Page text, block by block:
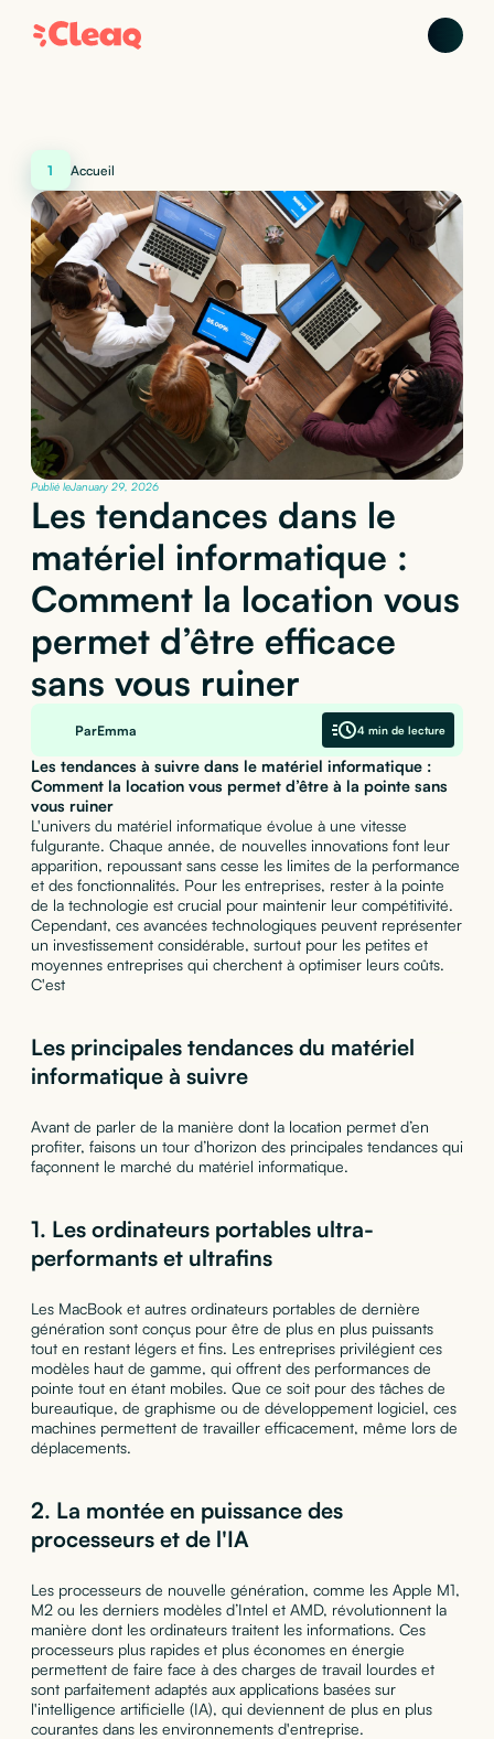
1 Accueil
Publié leJanuary 29, 2026
Les tendances dans le
matériel informatique :
Comment la location vous
permet d’être efficace
sans vous ruiner
ParEmma 4 min de lecture
Les tendances à suivre dans le matériel informatique :
Comment la location vous permet d’être à la pointe sans
vous ruiner
L'univers du matériel informatique évolue à une vitesse
fulgurante. Chaque année, de nouvelles innovations font leur
apparition, repoussant sans cesse les limites de la performance
et des fonctionnalités. Pour les entreprises, rester à la pointe
de la technologie est crucial pour maintenir leur compétitivité.
Cependant, ces avancées technologiques peuvent représenter
un investissement considérable, surtout pour les petites et
moyennes entreprises qui cherchent à optimiser leurs coûts.
C'est
Les principales tendances du matériel
informatique à suivre
Avant de parler de la manière dont la location permet d’en
profiter, faisons un tour d’horizon des principales tendances qui
façonnent le marché du matériel informatique.
1. Les ordinateurs portables ultra-
performants et ultrafins
Les MacBook et autres ordinateurs portables de dernière
génération sont conçus pour être de plus en plus puissants
tout en restant légers et fins. Les entreprises privilégient ces
modèles haut de gamme, qui offrent des performances de
pointe tout en étant mobiles. Que ce soit pour des tâches de
bureautique, de graphisme ou de développement logiciel, ces
machines permettent de travailler efficacement, même lors de
déplacements.
2. La montée en puissance des
processeurs et de l'IA
Les processeurs de nouvelle génération, comme les Apple M1,
M2 ou les derniers modèles d’Intel et AMD, révolutionnent la
manière dont les ordinateurs traitent les informations. Ces
processeurs plus rapides et plus économes en énergie
permettent de faire face à des charges de travail lourdes et
sont parfaitement adaptés aux applications basées sur
l'intelligence artificielle (IA), qui deviennent de plus en plus
courantes dans les environnements d'entreprise.